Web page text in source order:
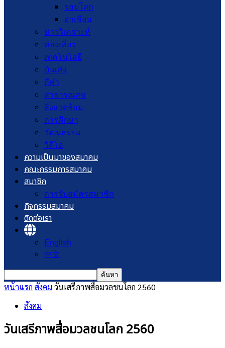
รอบโลก
อาเซียน
ข่าววิเคราะห์
ท่องเที่ยว
เทคโนโลยี
บันเทิง
กีฬา
สาธารณสุข
สิ่งแวดล้อม
การศึกษา
วัฒนธรรม
วิดีโอ
ความเป็นมาของสมาคม
คณะกรรมการสมาคม
สมาชิก
การรับสมัครสมาชิก
กิจกรรมสมาคม
ติดต่อเรา
English
中文
หน้าแรก สังคม วันเสรีภาพสื่อมวลชนโลก 2560
สังคม
วันเสรีภาพสื่อมวลชนโลก 2560